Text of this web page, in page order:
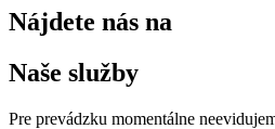
Nájdete nás na
Naše služby
Pre prevádzku momentálne